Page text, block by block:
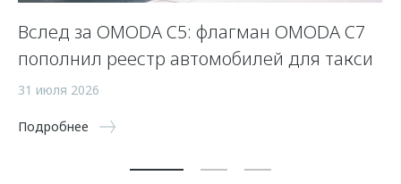
Вслед за OMODA C5: флагман OMODA C7
пополнил реестр автомобилей для такси
31 июля 2026
Подробнее